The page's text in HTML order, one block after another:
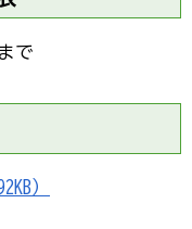
で
）